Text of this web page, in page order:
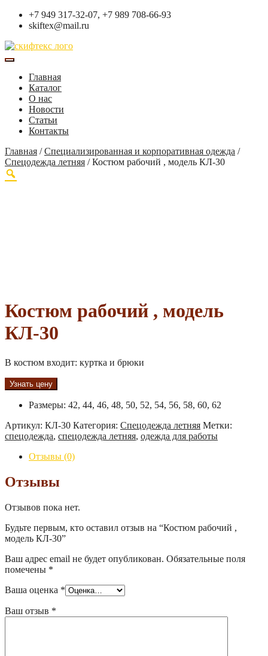
+7 949 317-32-07, +7 989 708-66-93
skiftex@mail.ru
Главная
Каталог
О нас
Новости
Статьи
Контакты
Главная /Специализированная и корпоративная одежда /
Спецодежда летняя /Костюм рабочий , модель КЛ-30
Костюм рабочий , модель
КЛ-30
В костюм входит: куртка и брюки
Узнать цену
Размеры: 42, 44, 46, 48, 50, 52, 54, 56, 58, 60, 62
Артикул: КЛ-30 Категория: Спецодежда летняя Метки:
спецодежда, спецодежда летняя, одежда для работы
Отзывы (0)
Отзывы
Отзывов пока нет.
Будьте первым, кто оставил отзыв на “Костюм рабочий ,
модель КЛ-30”
Ваш адрес email не будет опубликован. Обязательные поля
помечены *
Ваша оценка *
Ваш отзыв *